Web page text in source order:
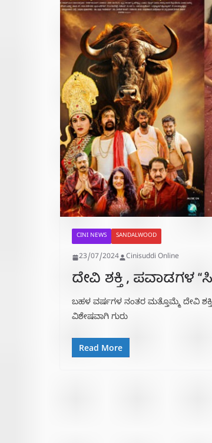
CINI NEWS SANDALWOOD
23/07/2024 Cinisuddi Online
ದೇವಿ ಶಕ್ತಿ , ಪವಾಡಗಳ
ಬಹಳ ವರ್ಷಗಳ ನಂತರ ಮತ್ತೊಮ್ಮೆ ದೇವಿ
ವಿಶೇಷವಾಗಿ ಗುರು
Read More